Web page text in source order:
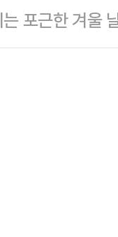
최종 통과할 수
…
파리올림픽
에서 정상에 등
포근한 겨울
데 일부 지역에